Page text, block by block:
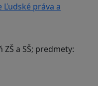
Ľudské práva a
a SŠ; predmety: